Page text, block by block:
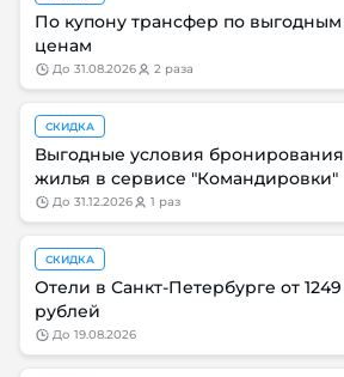
По купону трансфер по выгодным
ценам
до 31.08.2026 2 раза
СКИДКА
Выгодные условия бронирования
жилья в сервисе "Командировки"
до 31.12.2026 1 раз
СКИДКА
Отели в Санкт-Петербурге от 1249
рублей
до 19.08.2026